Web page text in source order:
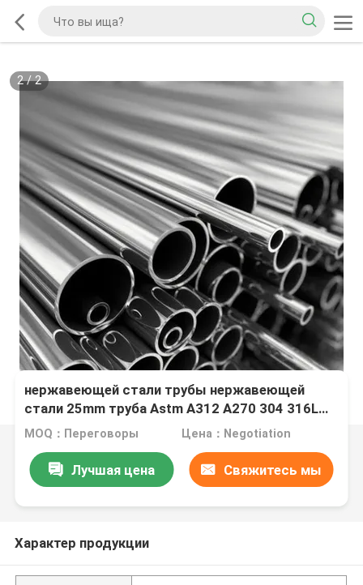
2/2
нержавеющей стали трубы нержавеющей
стали 25mm труба Astm A312 A270 304 316L
310S безшовной санитарная
MOQ：Переговоры Цена：Negotiation
Лучшая цена Свяжитесь мы
Характер продукции